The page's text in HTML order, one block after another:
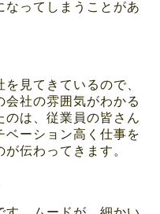
なってしまうことがあ
見てきているので、
社の雰囲気がわかる
のは、従業員の皆さん
ベーション高く仕事を
伝わってきます。